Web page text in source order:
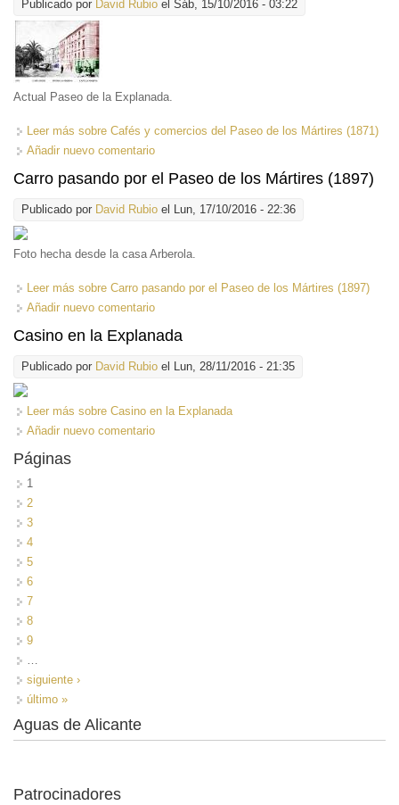
Publicado por David Rubio el Sáb, 15/10/2016 - 03:22
Actual Paseo de la Explanada.
Leer más sobre Cafés y comercios del Paseo de los Mártires (1871)
Añadir nuevo comentario
Carro pasando por el Paseo de los Mártires (1897)
Publicado por David Rubio el Lun, 17/10/2016 - 22:36
Foto hecha desde la casa Arberola.
Leer más sobre Carro pasando por el Paseo de los Mártires (1897)
Añadir nuevo comentario
Casino en la Explanada
Publicado por David Rubio el Lun, 28/11/2016 - 21:35
Leer más sobre Casino en la Explanada
Añadir nuevo comentario
Páginas
1
2
3
4
5
6
7
8
9
siguiente ›
último »
Aguas de Alicante
Patrocinadores